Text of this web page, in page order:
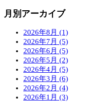
月別アーカイブ
2026年8月 (1)
2026年7月 (5)
2026年6月 (5)
2026年5月 (2)
2026年4月 (5)
2026年3月 (6)
2026年2月 (4)
2026年1月 (3)